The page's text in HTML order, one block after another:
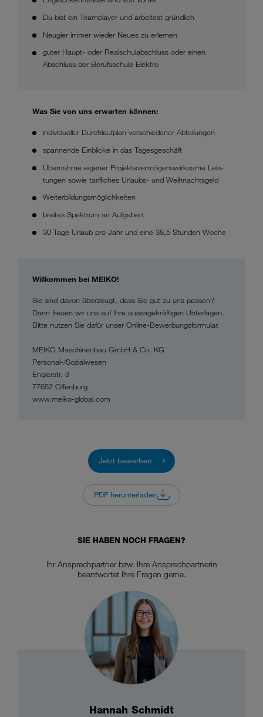
Du bist ein Teamplayer und arbeitest gründlich
Neugier immer wieder Neues zu erlernen
guter Haupt- oder Realschulabschluss oder einen
Abschluss der Berufsschule Elektro
Was Sie von uns erwarten können:
individueller Durchlaufplan verschiedener Abteilungen
spannende Einblicke in das Tagesgeschäft
Übernahme eigener Projektever­mö­gens­wirk­same Leis­
tun­gen sowie tarif­li­ches Urlaubs- und Weih­nachts­geld
Weiterbildungsmöglichkeiten
breites Spektrum an Aufgaben
30 Tage Urlaub pro Jahr und eine 38,5 Stunden Woche
Willkommen bei MEIKO!
Sie sind davon überzeugt, dass Sie gut zu uns passen?
Dann freuen wir uns auf Ihre aussagekräftigen Unterlagen.
Bitte nutzen Sie dafür unser Online-Bewerbungsformular.
MEIKO Maschinenbau GmbH & Co. KG
Personal-/Sozialwesen
Englerstr. 3
77652 Offenburg
www.meiko-global.com
Jetzt bewerben
PDF herunterladen
SIE HABEN NOCH FRAGEN?
Ihr Ansprechpartner bzw. Ihre Ansprechpartnerin
beantwortet Ihre Fragen gerne.
Hannah Schmidt